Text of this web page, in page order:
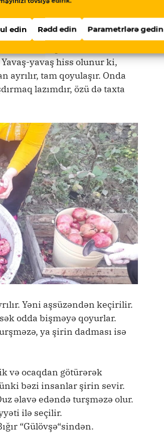
edin Rədd edin Parametrlərə gedin
ilkin mərhələsi baş tutur.
dadı, keyfiyyəti ayrıdır.
yanan qaz üstündə də
yavaş hiss olunur ki,
tam qoyulaşır. Onda
lazımdır, özü də taxta
Yəni aşsüzəndən keçirilir.
odda bişməyə qoyurlar.
ya şirin dadması isə
və ocaqdan götürərək
bəzi insanlar şirin sevir.
əlavə edəndə turşməzə olur.
ilə seçilir.
“Gülövşə“sindən.